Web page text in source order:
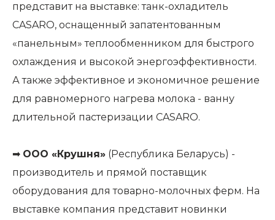
представит на выставке: танк-охладитель
CASARO, оснащенный запатентованным
«панельным» теплообменником для быстрого
охлаждения и высокой энергоэффективности.
А также эффективное и экономичное решение
для равномерного нагрева молока - ванну
длительной пастеризации CASARO.
➡ ООО «Крушня» (Республика Беларусь) -
производитель и прямой поставщик
оборудования для товарно-молочных ферм. На
выставке компания представит новинки